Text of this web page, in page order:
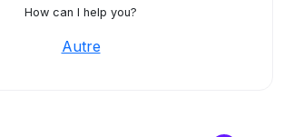
How can I help you?
Autre